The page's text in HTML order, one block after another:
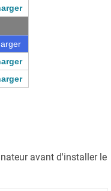
avant d'installer le